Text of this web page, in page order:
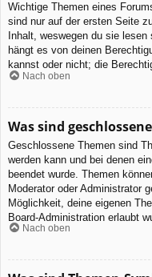
Wichtige Themen eines
sind nur auf der ersten Seite
Inhalt, weswegen du sie
hängt es von deinen
kannst oder nicht; die
Nach oben
Was sind
Geschlossene Themen sind
werden kann und bei denen
beendet wurde. Themen
Moderator oder Administrator
Möglichkeit, deine eigenen
Board-Administration erlaubt
Nach oben